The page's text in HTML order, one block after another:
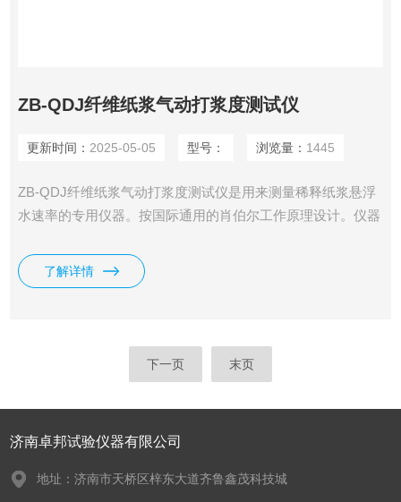
ZB-QDJ纤维纸浆气动打浆度测试仪
更新时间： 2025-05-05 型号： 浏览量： 1445
ZB-QDJ纤维纸浆气动打浆度测试仪是用来测量稀释纸浆悬浮
水速率的专用仪器。按国际通用的肖伯尔工作原理设计。仪器
度。因此仪器的操作非常简单。仪器采用弹簧预紧机构，使密
封锤体的橡胶密封圈同滤水筒的底部紧密结合，增加了密封锤
了解详情
下一页 末页
济南卓邦试验仪器有限公司
地址：济南市天桥区梓东大道齐鲁鑫茂科技城